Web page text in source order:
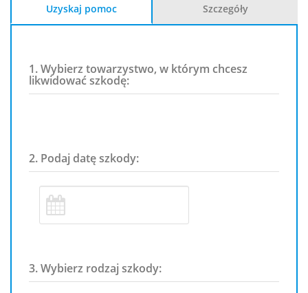
Uzyskaj pomoc Szczegóły
1. Wybierz towarzystwo, w którym chcesz
likwidować szkodę:
2. Podaj datę szkody:
3. Wybierz rodzaj szkody: